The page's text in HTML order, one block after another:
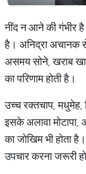
नींद न आने की गंभीर
है। अनिद्रा अचानक
असमय सोने, खराब
का परिणाम होती है।
उच्च रक्तचाप, मधुमेह,
इसके अलावा
का जोखिम भी होता
उपचार करना जरूरी